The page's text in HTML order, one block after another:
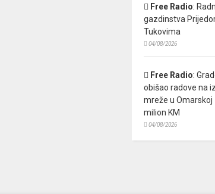
Free Radio:
gazdinstva
Tukovima
04/08/2026
Free Radio:
obišao radove na
mreže u
milion KM
04/08/2026